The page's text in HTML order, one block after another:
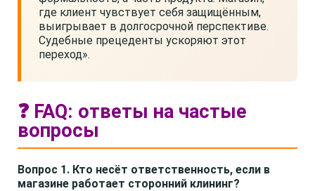
где клиент чувствует себя защищённым,
выигрывает в долгосрочной перспективе.
Судебные прецеденты ускоряют этот
переход».
❓ FAQ: ответы на частые
вопросы
Вопрос 1. Кто несёт ответственность, если в
магазине работает сторонний клининг?